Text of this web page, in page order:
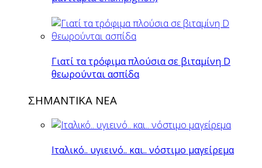
Γιατί τα τρόφιμα πλούσια σε βιταμίνη D
θεωρούνται ασπίδα
ΣΗΜΑΝΤΙΚΑ ΝΕΑ
Ιταλικό.. υγιεινό.. και.. νόστιμο μαγείρεμα